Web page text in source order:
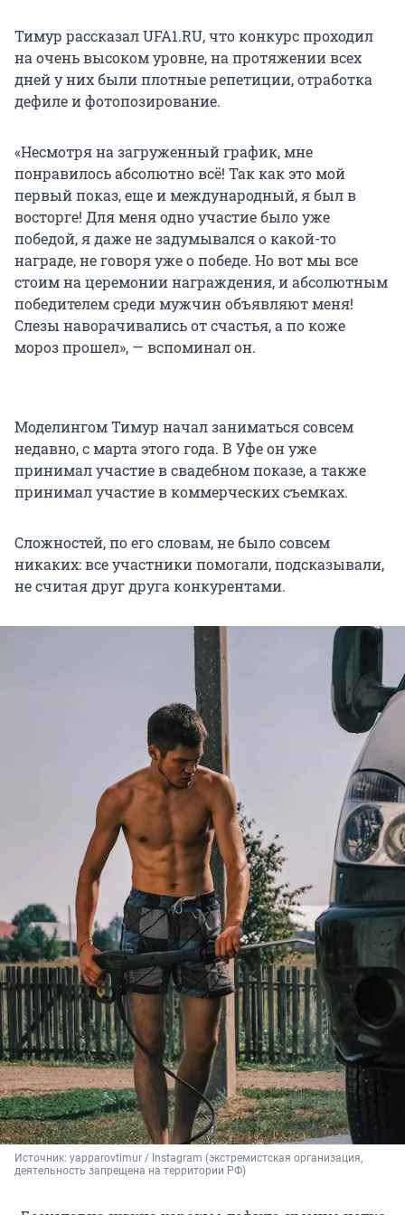
Тимур рассказал UFA1.RU, что конкурс проходил
на очень высоком уровне, на протяжении всех
дней у них были плотные репетиции, отработка
дефиле и фотопозирование.
«Несмотря на загруженный график, мне
понравилось абсолютно всё! Так как это мой
первый показ, еще и международный, я был в
восторге! Для меня одно участие было уже
победой, я даже не задумывался о какой-то
награде, не говоря уже о победе. Но вот мы все
стоим на церемонии награждения, и абсолютным
победителем среди мужчин объявляют меня!
Слезы наворачивались от счастья, а по коже
мороз прошел», — вспоминал он.
Моделингом Тимур начал заниматься совсем
недавно, с марта этого года. В Уфе он уже
принимал участие в свадебном показе, а также
принимал участие в коммерческих съемках.
Сложностей, по его словам, не было совсем
никаких: все участники помогали, подсказывали,
не считая друг друга конкурентами.
Источник: yapparovtimur / Instagram (экстремистская организация,
деятельность запрещена на территории РФ)